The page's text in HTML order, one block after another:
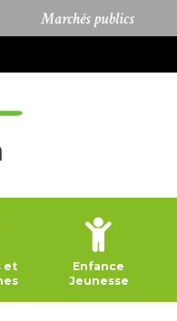
Marchés publics
et
Enfance
Jeunesse